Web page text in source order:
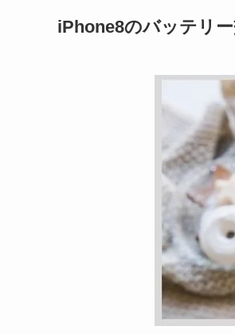
iPhone8のバッテリ